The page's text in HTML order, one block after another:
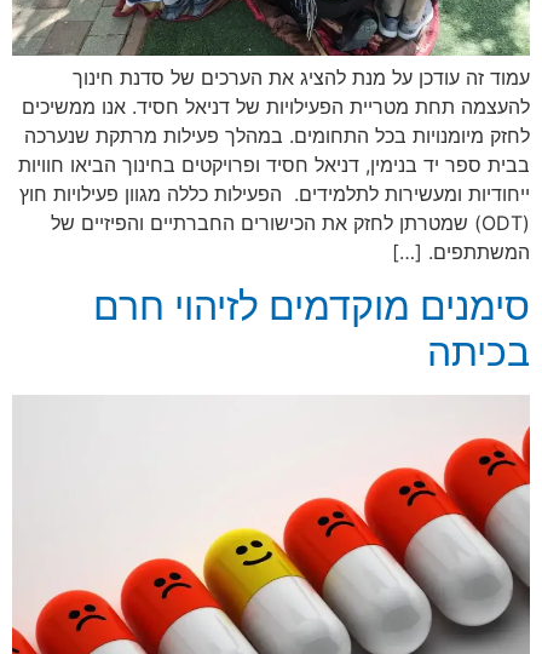
עמוד זה עודכן על מנת להציג את הערכים של סדנת חינוך
להעצמה תחת מטריית הפעילויות של דניאל חסיד. אנו ממשיכים
לחזק מיומנויות בכל התחומים. במהלך פעילות מרתקת שנערכה
בבית ספר יד בנימין, דניאל חסיד ופרויקטים בחינוך הביאו חוויות
ייחודיות ומעשירות לתלמידים. הפעילות כללה מגוון פעילויות חוץ
(ODT) שמטרתן לחזק את הכישורים החברתיים והפיזיים של
המשתתפים. […]
סימנים מוקדמים לזיהוי חרם
בכיתה